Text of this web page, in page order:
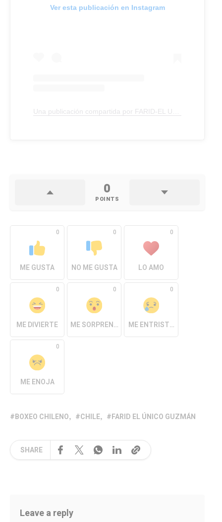
Ver esta publicación en Instagram
Una publicación compartida por FARID-EL UNICO (@farid._el_.unico)
0
POINTS
0
ME GUSTA
0
NO ME GUSTA
0
LO AMO
0
ME DIVIERTE
0
ME SORPRENDE
0
ME ENTRISTECE
0
ME ENOJA
BOXEO CHILENO CHILE FARID EL ÚNICO GUZMÁN
SHARE
Leave a reply